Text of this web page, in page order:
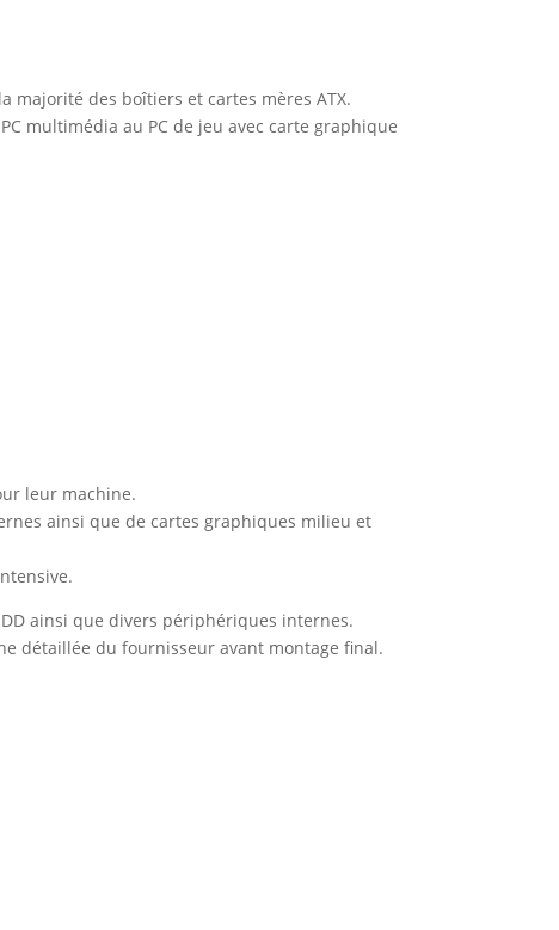
majorité des boîtiers et cartes mères ATX.
multimédia au PC de jeu avec carte graphique
leur machine.
ainsi que de cartes graphiques milieu et
ainsi que divers périphériques internes.
détaillée du fournisseur avant montage final.